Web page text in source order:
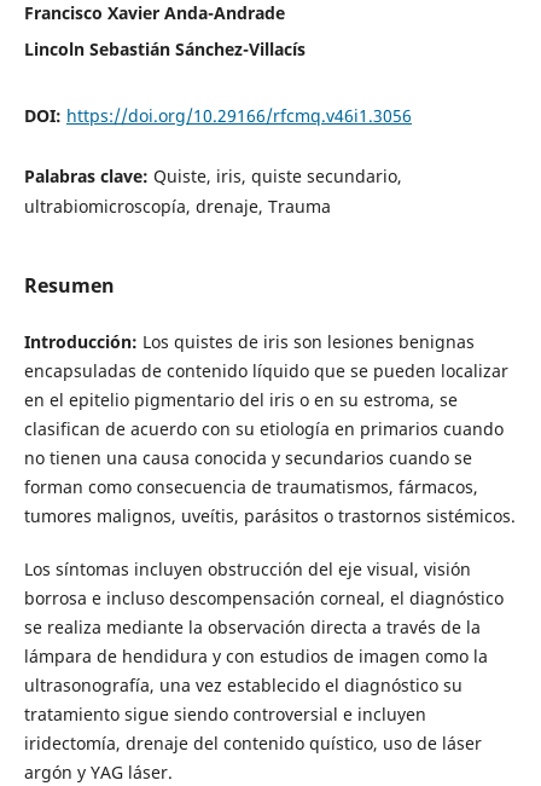
Francisco Xavier Anda-Andrade
Lincoln Sebastián Sánchez-Villacís
DOI: https://doi.org/10.29166/rfcmq.v46i1.3056
Palabras clave: Quiste, iris, quiste secundario,
ultrabiomicroscopía, drenaje, Trauma
Resumen
Introducción: Los quistes de iris son lesiones benignas
encapsuladas de contenido líquido que se pueden localizar
en el epitelio pigmentario del iris o en su estroma, se
clasifican de acuerdo con su etiología en primarios cuando
no tienen una causa conocida y secundarios cuando se
forman como consecuencia de traumatismos, fármacos,
tumores malignos, uveítis, parásitos o trastornos sistémicos.
Los síntomas incluyen obstrucción del eje visual, visión
borrosa e incluso descompensación corneal, el diagnóstico
se realiza mediante la observación directa a través de la
lámpara de hendidura y con estudios de imagen como la
ultrasonografía, una vez establecido el diagnóstico su
tratamiento sigue siendo controversial e incluyen
iridectomía, drenaje del contenido quístico, uso de láser
argón y YAG láser.